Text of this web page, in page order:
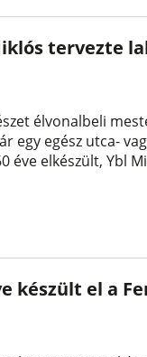
tervezte
élvonalbeli
egy egész utca-
éve elkészült, Ybl
készült el a